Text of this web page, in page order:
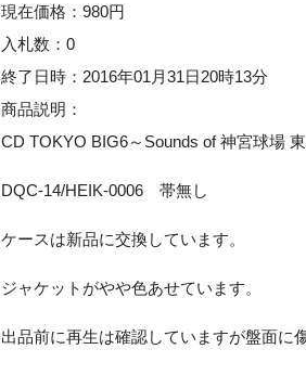
現在価格：980円
入札数：0
終了日時：2016年01月31日20時13分
商品説明：
CD TOKYO BIG6～Sounds of 神宮球場
DQC-14/HEIK-0006 帯無し
ケースは新品に交換しています。
ジャケットがやや色あせています。
出品前に再生は確認していますが盤面に